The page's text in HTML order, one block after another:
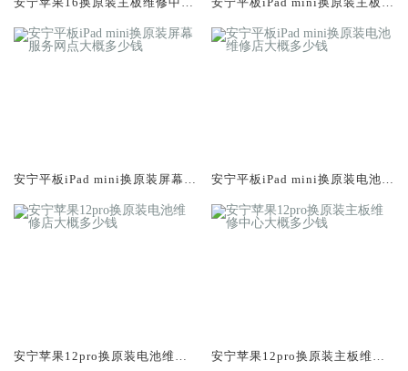
安宁平板iPad mini换原装屏幕服
安宁平板iPad mini换原装电池维
安宁苹果12pro换原装电池维修
安宁苹果12pro换原装主板维修